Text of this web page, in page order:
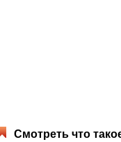
Смотреть что